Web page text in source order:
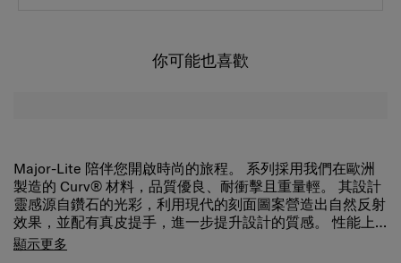
你可能也喜歡
Major-Lite 陪伴您開啟時尚的旅程。 系列採用我們在歐洲
製造的 Curv® 材料，品質優良、耐衝擊且重量輕。 其設計
靈感源自鑽石的光彩，利用現代的刻面圖案營造出自然反射
效果，並配有真皮提手，進一步提升設計的質感。 性能上
也絕不妥協。 Major-Lite 配備了豐富收納組織、安全和舒
減震懸滑輪
顯示更多